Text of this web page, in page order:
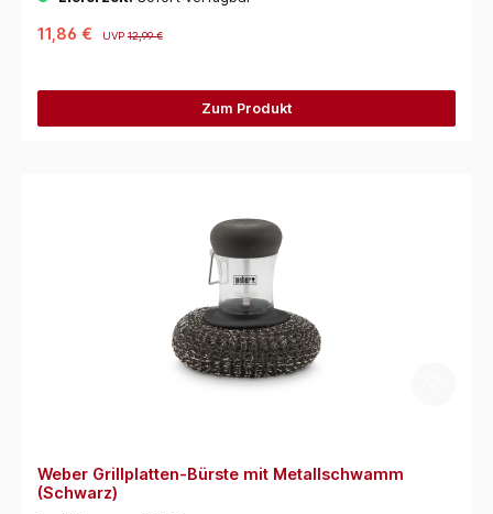
11,86 € UVP12,99 €
Zum Produkt
Weber Grillplatten-Bürste mit Metallschwamm
(Schwarz)